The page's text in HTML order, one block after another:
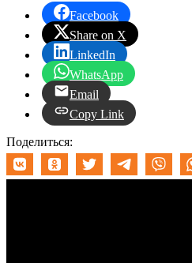
Facebook
Share on X
LinkedIn
WhatsApp
Email
Copy Link
Поделиться: